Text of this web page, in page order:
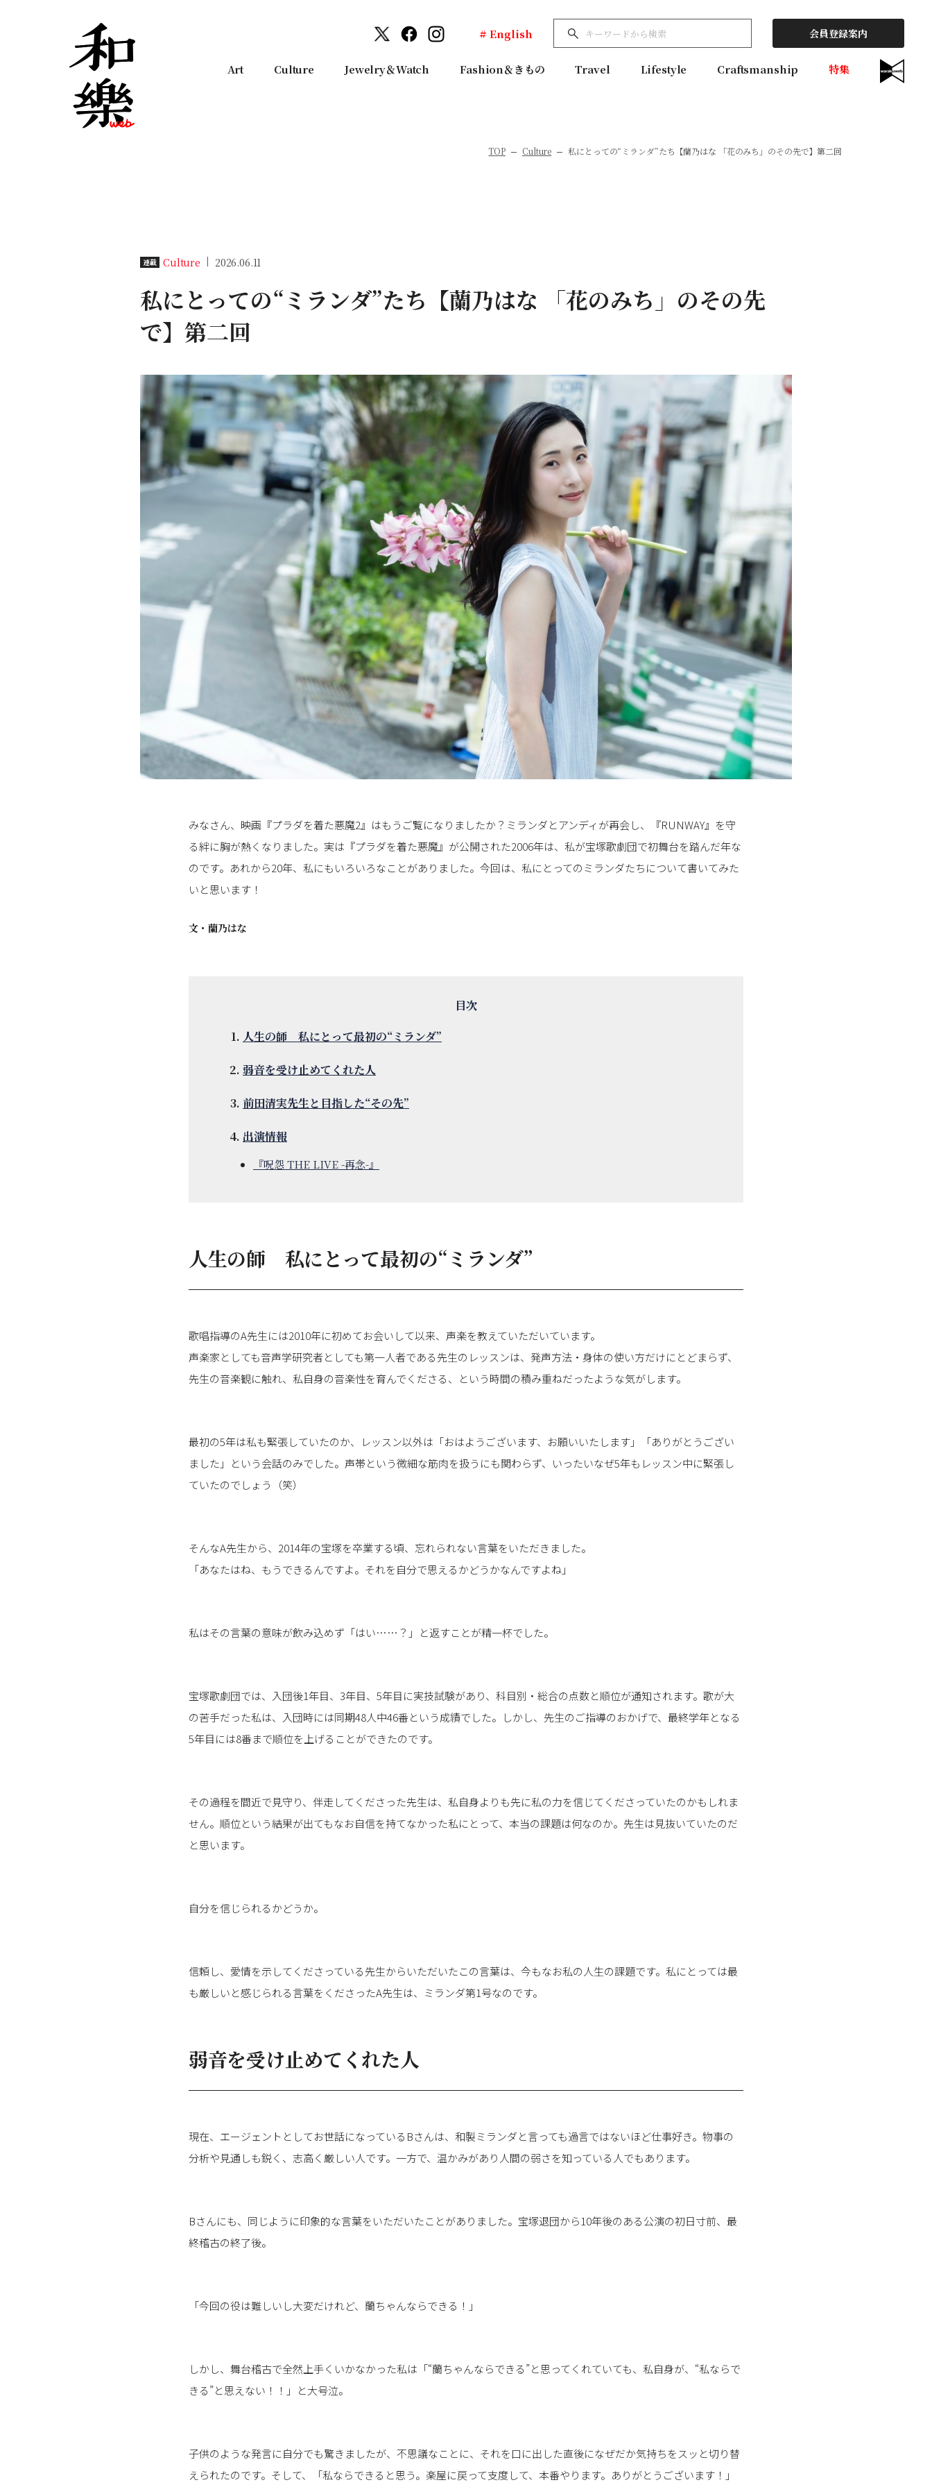
# English 会員登録案内
Art Culture Jewelry＆Watch Fashion＆きもの Travel Lifestyle Craftsmanship 特集
TOP Culture 私にとっての“ミランダ”たち【蘭乃はな 「花のみち」のその先で】第二回
連載 Culture 2026.06.11
私にとっての“ミランダ”たち【蘭乃はな 「花のみち」のその先
で】第二回
みなさん、映画『プラダを着た悪魔2』はもうご覧になりましたか？ミランダとアンディが再会し、『RUNWAY』を守
る絆に胸が熱くなりました。実は『プラダを着た悪魔』が公開された2006年は、私が宝塚歌劇団で初舞台を踏んだ年な
のです。あれから20年、私にもいろいろなことがありました。今回は、私にとってのミランダたちについて書いてみた
いと思います！
文・ 蘭乃はな
人生の師 私にとって最初の“ミランダ”
弱音を受け止めてくれた人
前田清実先生と目指した“その先”
出演情報
『呪怨 THE LIVE -再念-』
人生の師 私にとって最初の“ミランダ”
歌唱指導のA先生には2010年に初めてお会いして以来、声楽を教えていただいています。
声楽家としても音声学研究者としても第一人者である先生のレッスンは、発声方法・身体の使い方だけにとどまらず、
先生の音楽観に触れ、私自身の音楽性を育んでくださる、という時間の積み重ねだったような気がします。
最初の5年は私も緊張していたのか、レッスン以外は「おはようございます、お願いいたします」「ありがとうござい
ました」という会話のみでした。声帯という微細な筋肉を扱うにも関わらず、いったいなぜ5年もレッスン中に緊張し
ていたのでしょう（笑）
そんなA先生から、2014年の宝塚を卒業する頃、忘れられない言葉をいただきました。
「あなたはね、もうできるんですよ。それを自分で思えるかどうかなんですよね」
私はその言葉の意味が飲み込めず「はい……？」と返すことが精一杯でした。
宝塚歌劇団では、入団後1年目、3年目、5年目に実技試験があり、科目別・総合の点数と順位が通知されます。歌が大
の苦手だった私は、入団時には同期48人中46番という成績でした。しかし、先生のご指導のおかげで、最終学年となる
5年目には8番まで順位を上げることができたのです。
その過程を間近で見守り、伴走してくださった先生は、私自身よりも先に私の力を信じてくださっていたのかもしれま
せん。順位という結果が出てもなお自信を持てなかった私にとって、本当の課題は何なのか。先生は見抜いていたのだ
と思います。
自分を信じられるかどうか。
信頼し、愛情を示してくださっている先生からいただいたこの言葉は、今もなお私の人生の課題です。私にとっては最
も厳しいと感じられる言葉をくださったA先生は、ミランダ第1号なのです。
弱音を受け止めてくれた人
現在、エージェントとしてお世話になっているBさんは、和製ミランダと言っても過言ではないほど仕事好き。物事の
分析や見通しも鋭く、志高く厳しい人です。一方で、温かみがあり人間の弱さを知っている人でもあります。
Bさんにも、同じように印象的な言葉をいただいたことがありました。宝塚退団から10年後のある公演の初日寸前、最
終稽古の終了後。
「今回の役は難しいし大変だけれど、蘭ちゃんならできる！」
しかし、舞台稽古で全然上手くいかなかった私は「“蘭ちゃんならできる”と思ってくれていても、私自身が、“私ならで
きる”と思えない！！」と大号泣。
子供のような発言に自分でも驚きましたが、不思議なことに、それを口に出した直後になぜだか気持ちをスッと切り替
えられたのです。そして、「私ならできると思う。楽屋に戻って支度して、本番やります。ありがとうございます！」